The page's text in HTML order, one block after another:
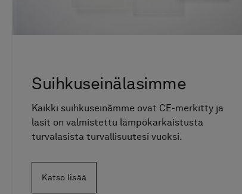
Suihkuseinälasimme
Kaikki suihkuseinämme ovat CE-merkitty ja
lasit on valmistettu lämpökarkaistusta
turvalasista turvallisuutesi vuoksi.
Katso lisää